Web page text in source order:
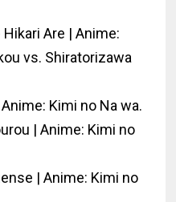
Are | Anime:
vs. Shiratorizawa
Kimi no Na wa.
| Anime: Kimi no
| Anime: Kimi no